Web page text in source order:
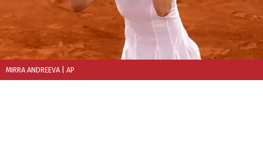
MIRRA ANDREEVA | AP